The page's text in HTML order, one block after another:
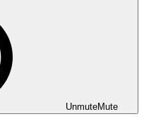
UnmuteMute